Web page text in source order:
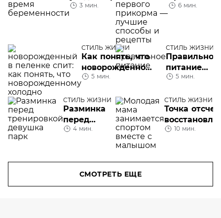
беременности
и кормления
3 мин.
кабачок
6 мин.
СТИЛЬ ЖИЗНИ
Как понять, что
новорожденному
холодно?
5 мин.
СТИЛЬ ЖИЗНИ
Правильное
питание
для
здоровой
кожи лица
5 мин.
СТИЛЬ ЖИЗНИ
Разминка
перед
тренировкой:
4 мин.
СТИЛЬ ЖИЗНИ
Точка
после родов
10 мин.
СМОТРЕТЬ ЕЩЕ